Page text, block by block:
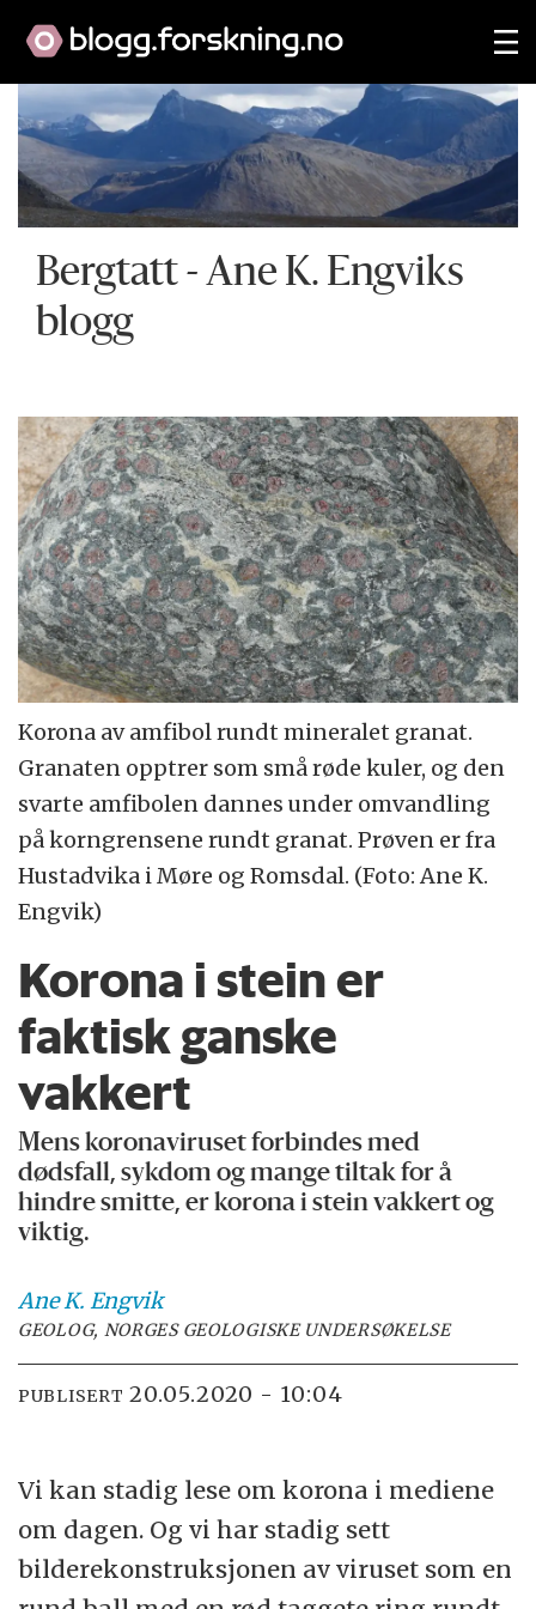
Bergtatt - Ane K. Engviks
blogg
Korona av amfibol rundt mineralet granat.
Granaten opptrer som små røde kuler, og den
svarte amfibolen dannes under omvandling
på korngrensene rundt granat. Prøven er fra
Hustadvika i Møre og Romsdal. (Foto: Ane K.
Engvik)
Korona i stein er
faktisk ganske
vakkert
Mens koronaviruset forbindes med
dødsfall, sykdom og mange tiltak for å
hindre smitte, er korona i stein vakkert og
viktig.
Ane K. Engvik
GEOLOG, NORGES GEOLOGISKE UNDERSØKELSE
PUBLISERT 20.05.2020 - 10:04
Vi kan stadig lese om korona i mediene
om dagen. Og vi har stadig sett
bilderekonstruksjonen av viruset som en